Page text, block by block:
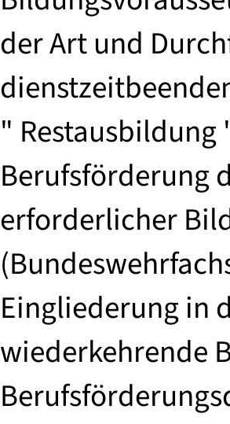
der Art und
"
Berufsförderung
erforderlicher
Eingliederung in
wiederkehrende